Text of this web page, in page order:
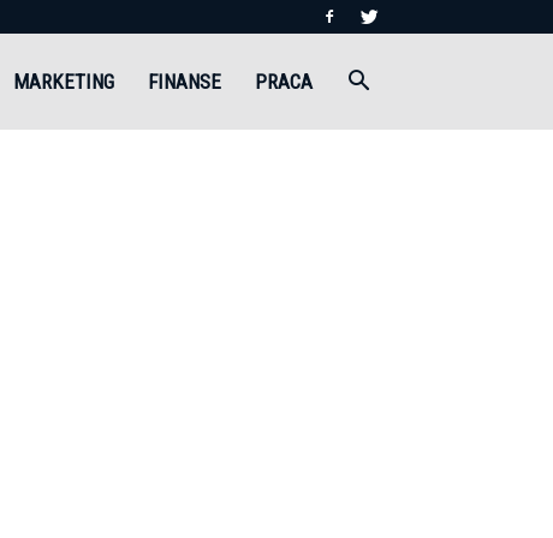
MARKETING FINANSE PRACA